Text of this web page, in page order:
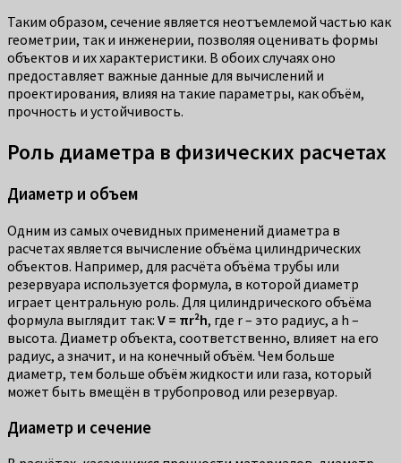
Таким образом, сечение является неотъемлемой частью как
геометрии, так и инженерии, позволяя оценивать формы
объектов и их характеристики. В обоих случаях оно
предоставляет важные данные для вычислений и
проектирования, влияя на такие параметры, как объём,
прочность и устойчивость.
Роль диаметра в физических расчетах
Диаметр и объем
Одним из самых очевидных применений диаметра в
расчетах является вычисление объёма цилиндрических
объектов. Например, для расчёта объёма трубы или
резервуара используется формула, в которой диаметр
играет центральную роль. Для цилиндрического объёма
формула выглядит так: V = πr²h, где r – это радиус, а h –
высота. Диаметр объекта, соответственно, влияет на его
радиус, а значит, и на конечный объём. Чем больше
диаметр, тем больше объём жидкости или газа, который
может быть вмещён в трубопровод или резервуар.
Диаметр и сечение